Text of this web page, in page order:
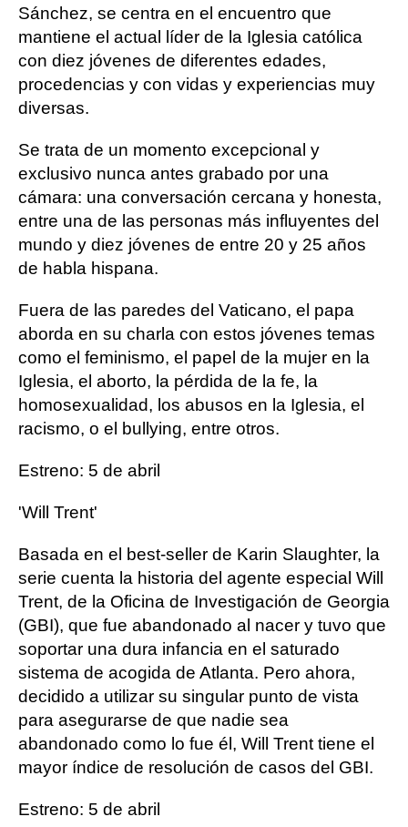
Sánchez, se centra en el encuentro que
mantiene el actual líder de la Iglesia católica
con diez jóvenes de diferentes edades,
procedencias y con vidas y experiencias muy
diversas.
Se trata de un momento excepcional y
exclusivo nunca antes grabado por una
cámara: una conversación cercana y honesta,
entre una de las personas más influyentes del
mundo y diez jóvenes de entre 20 y 25 años
de habla hispana.
Fuera de las paredes del Vaticano, el papa
aborda en su charla con estos jóvenes temas
como el feminismo, el papel de la mujer en la
Iglesia, el aborto, la pérdida de la fe, la
homosexualidad, los abusos en la Iglesia, el
racismo, o el bullying, entre otros.
Estreno: 5 de abril
'Will Trent'
Basada en el best-seller de Karin Slaughter, la
serie cuenta la historia del agente especial Will
Trent, de la Oficina de Investigación de Georgia
(GBI), que fue abandonado al nacer y tuvo que
soportar una dura infancia en el saturado
sistema de acogida de Atlanta. Pero ahora,
decidido a utilizar su singular punto de vista
para asegurarse de que nadie sea
abandonado como lo fue él, Will Trent tiene el
mayor índice de resolución de casos del GBI.
Estreno: 5 de abril